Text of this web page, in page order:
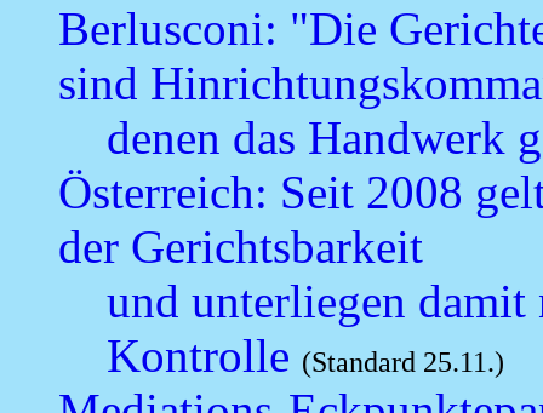
Berlusconi: "Die
sind
denen das Handwerk
Österreich: Seit 2008
der Gerichtsbarkeit
und unterliegen damit
Kontrolle (Standard 25.11.)